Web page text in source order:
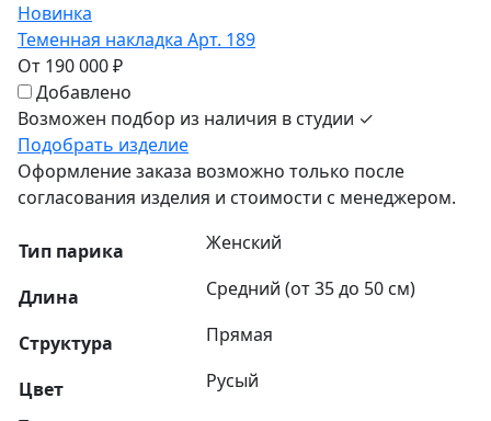
Новинка
Теменная накладка Арт. 189
От 190 000 ₽
Добавлено
Возможен подбор из наличия в студии ✓
Подобрать изделие
Оформление заказа возможно только после
согласования изделия и стоимости с менеджером.
Тип парика Женский
Длина Средний (от 35 до 50 см)
Структура Прямая
Цвет
Русый